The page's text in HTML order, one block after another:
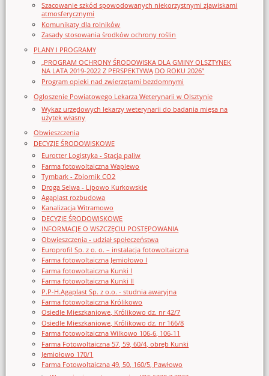
Szacowanie szkód spowodowanych niekorzystnymi zjawiskami
atmosferycznymi
Komunikaty dla rolników
Zasady stosowania środków ochrony roślin
PLANY I PROGRAMY
„PROGRAM OCHRONY ŚRODOWISKA DLA GMINY OLSZTYNEK
NA LATA 2019-2022 Z PERSPEKTYWĄ DO ROKU 2026”
Program opieki nad zwierzętami bezdomnymi
Ogloszenie Powiatowego Lekarza Weterynarii w Olsztynie
Wykaz urzędowych lekarzy weterynarii do badania mięsa na
użytek własny
Obwieszczenia
DECYZJE ŚRODOWISKOWE
Eurotter Logistyka - Stacja paliw
Farma fotowoltaiczna Waplewo
Tymbark - Zbiornik CO2
Droga Selwa - Lipowo Kurkowskie
Agaplast rozbudowa
Kanalizacja Witramowo
DECYZJE ŚRODOWISKOWE
INFORMACJE O WSZCZĘCIU POSTĘPOWANIA
Obwieszczenia - udział społeczeństwa
Europrofil Sp. z o. o. – instalacja fotowoltaiczna
Farma fotowoltaiczna Jemiołowo I
Farma fotowoltaiczna Kunki I
Farma fotowoltaiczna Kunki II
P.P-H.Agaplast Sp. z o.o. - studnia awaryjna
Farma fotowoltaiczna Królikowo
Osiedle Mieszkaniowe, Królikowo dz. nr 42/7
Osiedle Mieszkaniowe, Królikowo dz. nr 166/8
Farma fotowoltaiczna Wilkowo 106-6, 106-11
Farma Fotowoltaiczna 57, 59, 60/4, obręb Kunki
Jemiołowo 170/1
Farma Fotowoltaiczna 49, 50, 160/5, Pawłowo